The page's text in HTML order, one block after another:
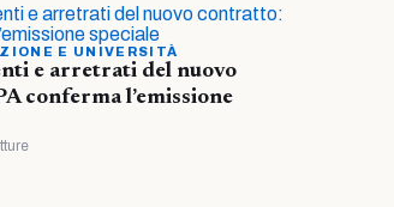
E UNIVERSITÀ
e arretrati del nuovo
conferma l’emissione